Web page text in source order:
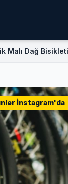
Malı Dağ Bisikleti
İnstagram'da